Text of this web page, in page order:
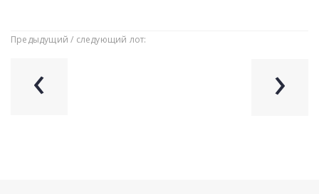
Предыдущий / следующий лот:
‹ ›